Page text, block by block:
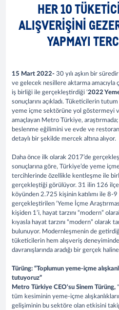
HER 10
ALIŞVERIŞINI
YAPMAYI
15 Mart 2022- 30 yılı aşkın bir
ve gelecek nesillere aktarma amacıyla
iş birliği ile gerçekleştirdiği ‘2022
sonuçlarını açıkladı. Tüketicilerin
yeme içme sektörüne yol göstermeyi
amaçlayan Metro Türkiye, araştırmada;
beslenme eğilimini ve evde ve
detaylı bir şekilde mercek altına alıyor.
Daha önce ilk olarak 2017’de
sonuçlarına göre, Türkiye’de yeme
tercihlerinde özellikle kentleşme ile
gerçekleştiği görülüyor. 31 ilin 126
köyünden 2.725 kişinin katılımı ile
gerçekleştirilen ‘Yeme İçme
kişiden 1’i, hayat tarzını “modern”
kıyasla hayat tarzını “modern” olarak
bulunuyor. Modernleşmenin de
tüketicilerin hem alışveriş
davranışlarında aradığı bir gerçek
Türüng: “Toplumun yeme-içme
tutuyoruz”
Metro Türkiye CEO'su Sinem Türüng,
tüm kesiminin yeme-içme
gelişiminin bu sektöre olan etkisini